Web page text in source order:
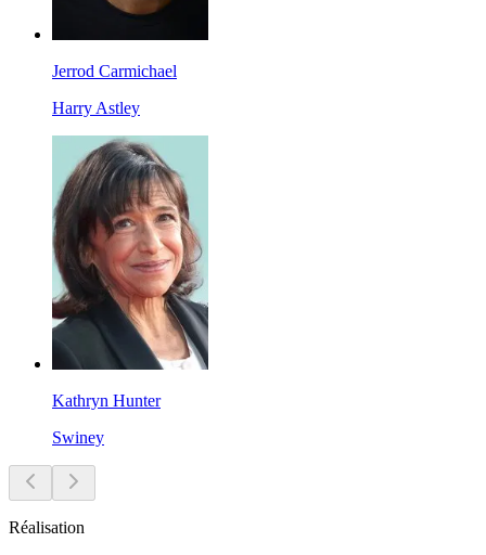
Jerrod Carmichael
Harry Astley
Kathryn Hunter
Swiney
Réalisation